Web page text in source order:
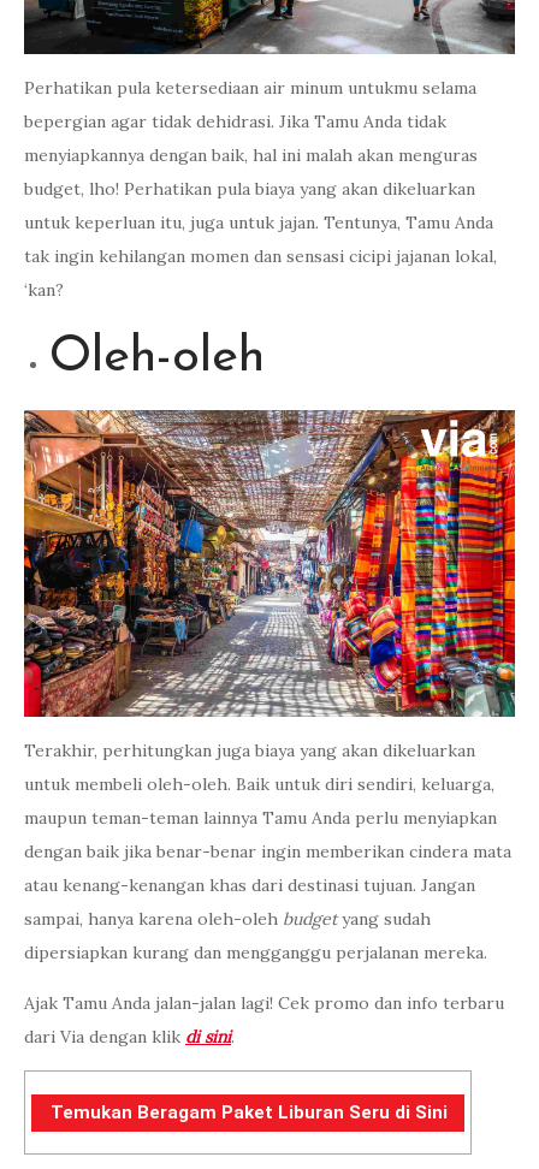
Perhatikan pula ketersediaan air minum untukmu selama
bepergian agar tidak dehidrasi. Jika Tamu Anda tidak
menyiapkannya dengan baik, hal ini malah akan menguras
budget, lho! Perhatikan pula biaya yang akan dikeluarkan
untuk keperluan itu, juga untuk jajan. Tentunya, Tamu Anda
tak ingin kehilangan momen dan sensasi cicipi jajanan lokal,
‘kan?
Oleh-oleh
Terakhir, perhitungkan juga biaya yang akan dikeluarkan
untuk membeli oleh-oleh. Baik untuk diri sendiri, keluarga,
maupun teman-teman lainnya Tamu Anda perlu menyiapkan
dengan baik jika benar-benar ingin memberikan cindera mata
atau kenang-kenangan khas dari destinasi tujuan. Jangan
sampai, hanya karena oleh-oleh budgetyang sudah
dipersiapkan kurang dan mengganggu perjalanan mereka.
Ajak Tamu Anda jalan-jalan lagi! Cek promo dan info terbaru
dari Via dengan klik di sini.
Temukan Beragam Paket Liburan Seru di Sini